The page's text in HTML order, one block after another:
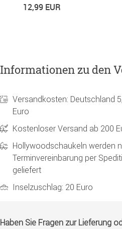
12,99 EUR
Informationen zu den
Versandkosten: Deutschland
Euro
Kostenloser Versand ab 200
Hollywoodschaukeln werden
Terminvereinbarung per
geliefert
Inselzuschlag: 20 Euro
Haben Sie Fragen zur Lieferung